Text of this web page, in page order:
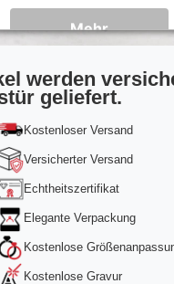
Mehr
Informationen
Akzeptieren
byUsercentrics
Platform&Trusted
werden
geliefert.
Kostenloser Versand
Versicherter Versand
Echtheitszertifikat
Elegante Verpackung
Kostenlose
Kostenlose Gravur